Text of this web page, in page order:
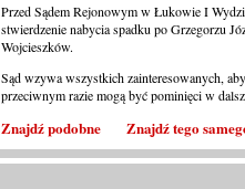
Przed Sądem Rejonowym w Łukowie I
stwierdzenie nabycia spadku po Grzegorzu
Wojcieszków.
Sąd wzywa wszystkich zainteresowanych,
przeciwnym razie mogą być pominięci w
Znajdź podobne Znajdź tego